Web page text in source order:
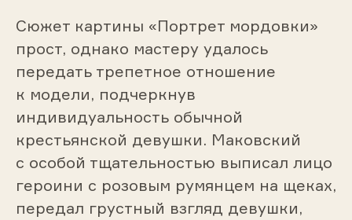
Портрет барона Рокасовского. 1851
(1867 ?)
Маковский Константин Егорович
(1839–1915)
Сюжет картины «Портрет мордовки»
прост, однако мастеру удалось
передать трепетное отношение
к модели, подчеркнув
индивидуальность обычной
крестьянской девушки. Маковский
с особой тщательностью выписал лицо
героини с розовым румянцем на щеках,
передал грустный взгляд девушки,